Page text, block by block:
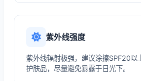
紫外线强度
紫外线辐射极强，建议涂擦SPF20以
护肤品，尽量避免暴露于日光下。